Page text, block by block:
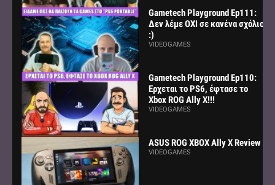
Gametech Playground Ep111:
Δεν λέμε ΟΧΙ σε κανένα σχόλιο
:)
VIDEOGAMES
Gametech Playground Ep110:
Ερχεται το PS6, έφτασε το
Xbox ROG Ally X!!!
VIDEOGAMES
ASUS ROG XBOX Ally X Review
VIDEOGAMES